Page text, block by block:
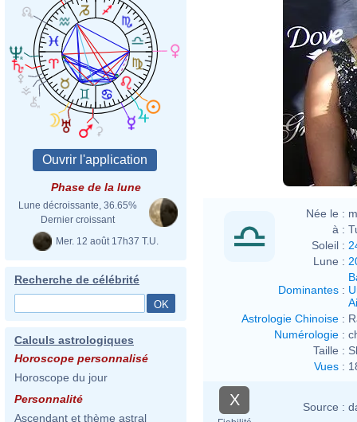
Phase de la lune
Lune décroissante, 36.65%
Dernier croissant
Mer. 12 août 17h37 T.U.
Recherche de célébrité
Calculs astrologiques
Horoscope personnalisé
Horoscope du jour
Personnalité
Ascendant et thème astral
Née le :
à :
Soleil :
Lune :
Dominantes :
Astrologie Chinoise :
Numérologie :
Taille :
Vues :
X Source :